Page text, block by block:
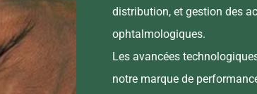
distribution, et gestion des
ophtalmologiques.
Les avancées
notre marque de